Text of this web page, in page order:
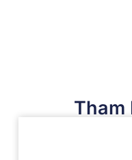
Tham